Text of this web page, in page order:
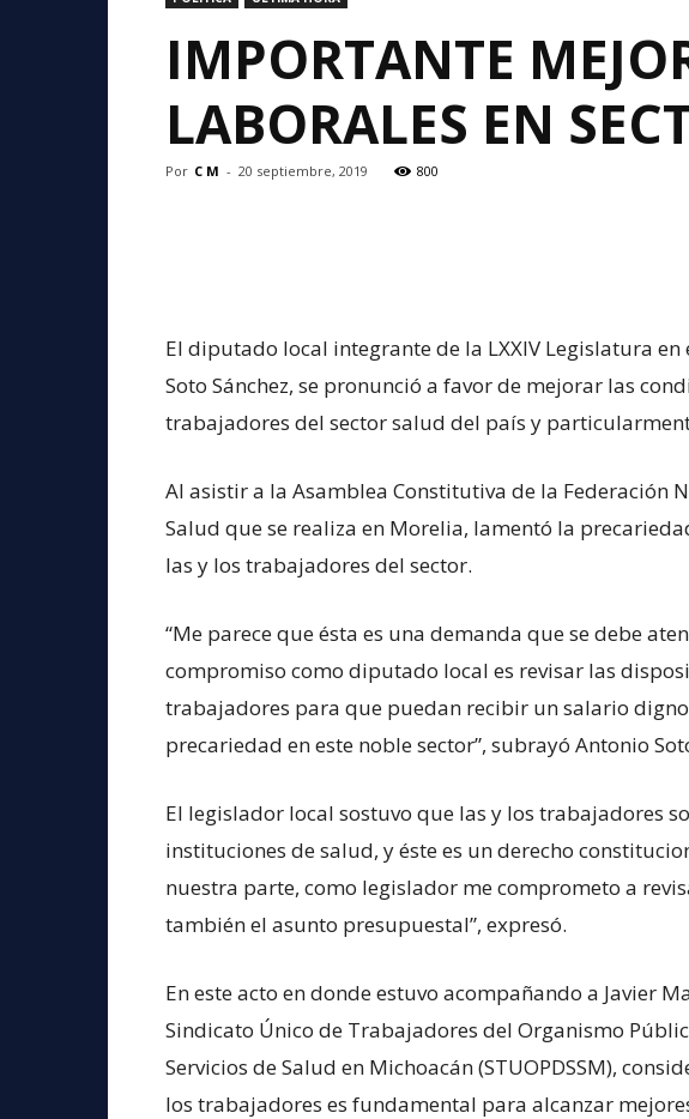
IMPORTANTE
LABORALES EN
Por C M - 20 septiembre, 2019 800
El diputado local integrante de la LXXIV Legislatura en
Soto Sánchez, se pronunció a favor de mejorar las
trabajadores del sector salud del país y
Al asistir a la Asamblea Constitutiva de la Federación
Salud que se realiza en Morelia, lamentó la
las y los trabajadores del sector.
“Me parece que ésta es una demanda que se debe
compromiso como diputado local es revisar las
trabajadores para que puedan recibir un salario
precariedad en este noble sector”, subrayó Antonio
El legislador local sostuvo que las y los trabajadores
instituciones de salud, y éste es un derecho
nuestra parte, como legislador me comprometo a
también el asunto presupuestal”, expresó.
En este acto en donde estuvo acompañando a Javier
Sindicato Único de Trabajadores del Organismo
Servicios de Salud en Michoacán (STUOPDSSM),
los trabajadores es fundamental para alcanzar